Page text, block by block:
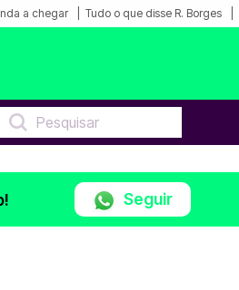
a chegar Tudo o que disse R. Borges
Seguir